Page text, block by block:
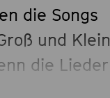
die Songs
und Klein
die Lieder